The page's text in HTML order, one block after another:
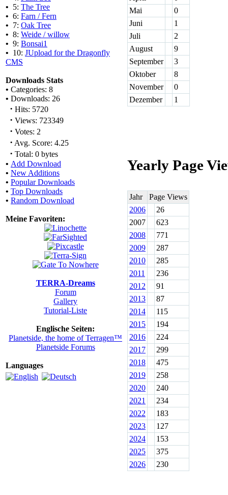
• 5: The Tree
• 6: Farn / Fern
• 7: Oak Tree
• 8: Weide / willow
• 9: Bonsai1
• 10: JUpload for the Dragonfly
CMS
Downloads Stats
• Categories: 8
• Downloads: 26
· Hits: 5720
· Views: 723349
· Votes: 2
· Avg. Score: 4.25
· Total: 0 bytes
• Add Download
• New Additions
• Popular Downloads
• Top Downloads
• Random Download
Meine Favoriten:
TERRA-Dreams
Forum
Gallery
Tutorial-Liste
Englische Seiten:
Planetside, the home of Terragen™
Planetside Forums
Languages
Mai
0
Juni
1
Juli
2
August
9
September
3
Oktober
8
November
0
Dezember
1
Yearly Page
Jahr
Page Views
2006
26
2007
623
2008
771
2009
287
2010
285
2011
236
2012
91
2013
87
2014
115
2015
194
2016
224
2017
299
2018
475
2019
258
2020
240
2021
234
2022
183
2023
127
2024
153
2025
375
2026
230